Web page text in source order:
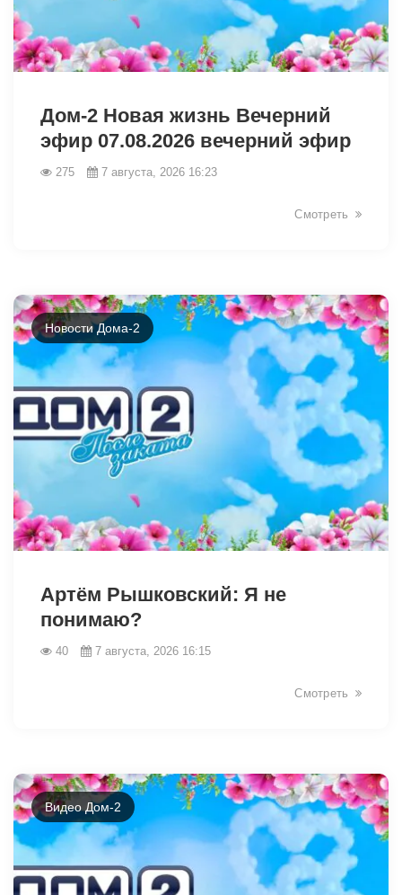
Дом-2 Новая жизнь Вечерний
эфир 07.08.2026 вечерний эфир
275 7 августа, 2026 16:23
Смотреть
Новости Дома-2
Артём Рышковский: Я не
понимаю?
40 7 августа, 2026 16:15
Смотреть
Видео Дом-2